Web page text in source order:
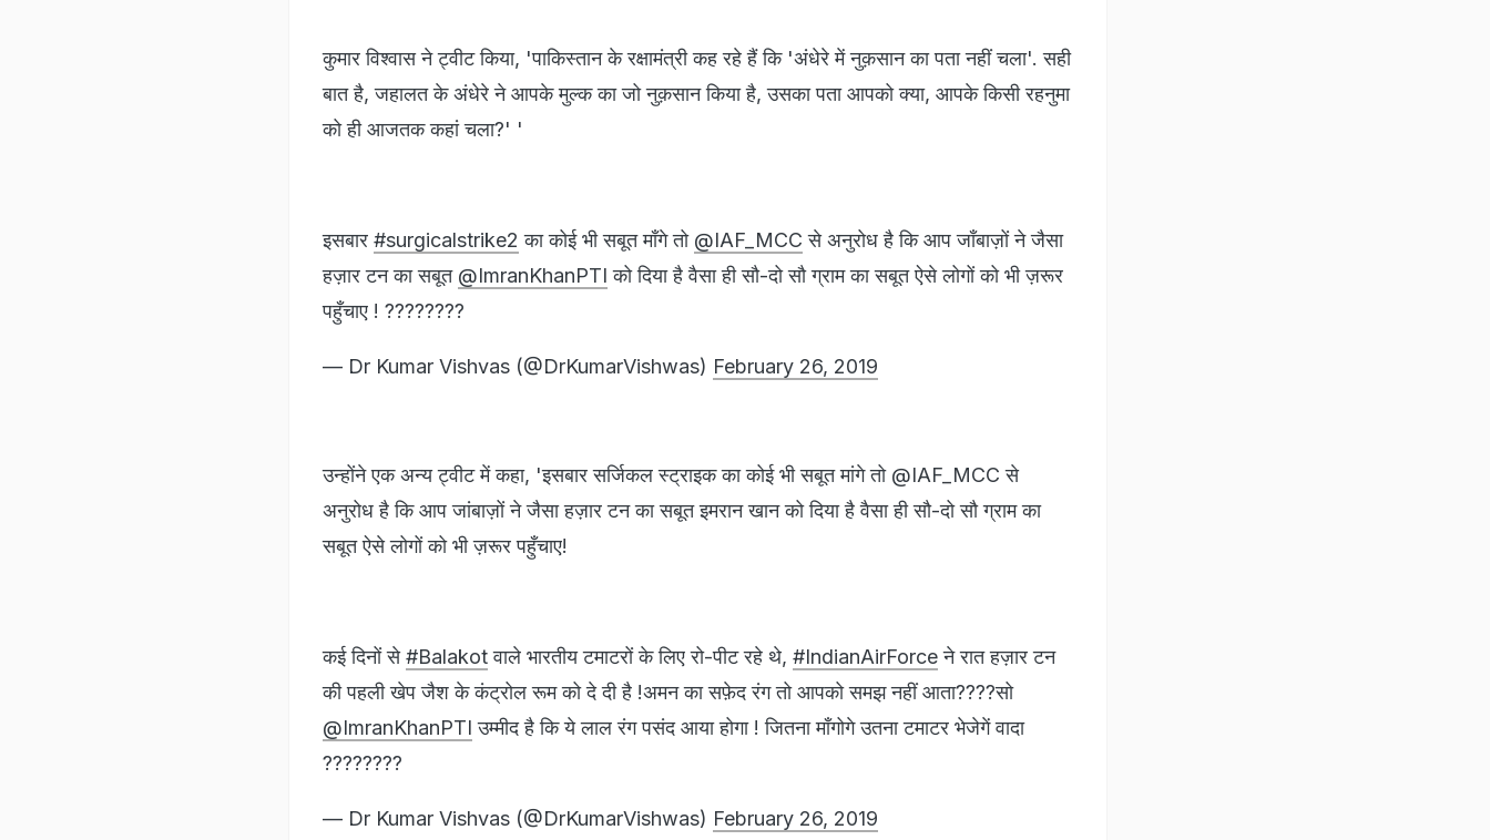
कुमार विश्वास ने ट्वीट किया, 'पाकिस्तान के रक्षामंत्री कह रहे हैं कि 'अंधेरे में नुक़सान का पता नहीं चला'. सही
बात है, जहालत के अंधेरे ने आपके मुल्क का जो नुक़सान किया है, उसका पता आपको क्या, आपके किसी रहनुमा
को ही आजतक कहां चला?' '
इसबार #surgicalstrike2 का कोई भी सबूत माँगे तो @IAF_MCC से अनुरोध है कि आप जाँबाज़ों ने जैसा
हज़ार टन का सबूत @ImranKhanPTI को दिया है वैसा ही सौ-दो सौ ग्राम का सबूत ऐसे लोगों को भी ज़रूर
पहुँचाए ! ????????
— Dr Kumar Vishvas (@DrKumarVishwas) February 26, 2019
उन्होंने एक अन्य ट्वीट में कहा, 'इसबार सर्जिकल स्ट्राइक का कोई भी सबूत मांगे तो @IAF_MCC से
अनुरोध है कि आप जांबाज़ों ने जैसा हज़ार टन का सबूत इमरान खान को दिया है वैसा ही सौ-दो सौ ग्राम का
सबूत ऐसे लोगों को भी ज़रूर पहुँचाए!
कई दिनों से#Balakotवाले भारतीय टमाटरों के लिए रो-पीट रहे थे, #IndianAirForceने रात हज़ार टन
की पहली खेप जैश के कंट्रोल रूम को दे दी है !अमन का सफ़ेद रंग तो आपको समझ नहीं आता????सो
@ImranKhanPTI उम्मीद है कि ये लाल रंग पसंद आया होगा ! जितना माँगोगे उतना टमाटर भेजेगें वादा
????????
— Dr Kumar Vishvas (@DrKumarVishwas) February 26, 2019